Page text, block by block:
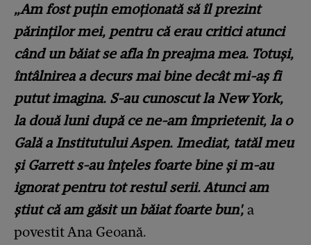
„Am fost puțin emoționată să îl prezint
părinților mei, pentru că erau critici atunci
când un băiat se afla în preajma mea. Totuși,
întâlnirea a decurs mai bine decât mi-aș fi
putut imagina. S-au cunoscut la New York,
la două luni după ce ne-am împrietenit, la o
Gală a Institutului Aspen. Imediat, tatăl meu
și Garrett s-au înțeles foarte bine și m-au
ignorat pentru tot restul serii. Atunci am
știut că am găsit un băiat foarte bun', a
povestit Ana Geoană.